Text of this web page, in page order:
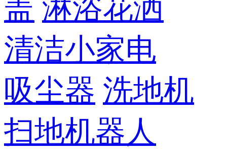
盖 淋浴花洒
清洁小家电
吸尘器 洗地机
扫地机器人